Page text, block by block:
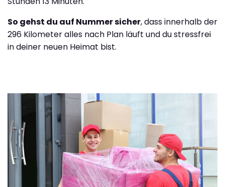
So gehst du auf Nummer sicher, dass innerhalb der
296 Kilometer alles nach Plan läuft und du stressfrei
in deiner neuen Heimat bist.